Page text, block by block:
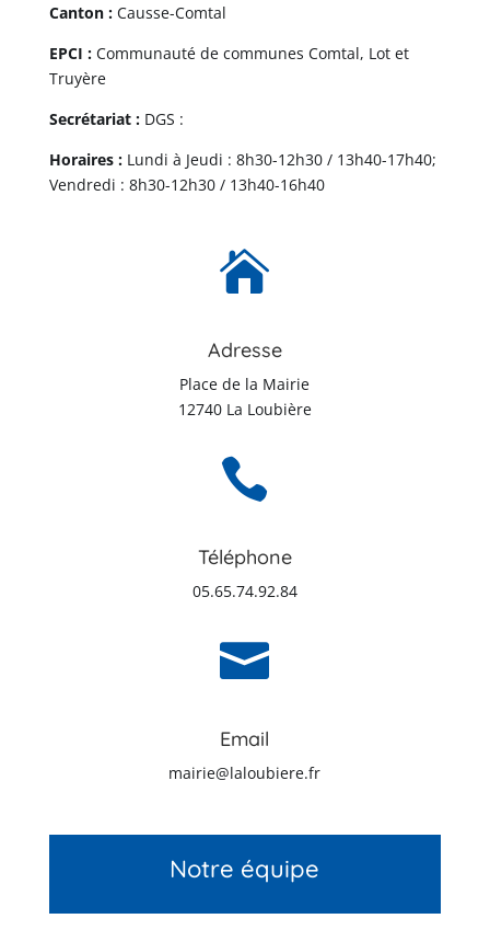
Canton : Causse-Comtal
EPCI : Communauté de communes Comtal, Lot et
Truyère
Secrétariat : DGS :
Horaires : Lundi à Jeudi : 8h30-12h30 / 13h40-17h40;
Vendredi : 8h30-12h30 / 13h40-16h40

Adresse
Place de la Mairie
12740 La Loubière

Téléphone
05.65.74.92.84

Email
mairie@laloubiere.fr
Notre équipe